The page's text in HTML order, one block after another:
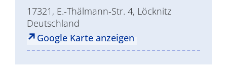
17321, E.-Thälmann-Str. 4, Löcknitz
Deutschland
Google Karte anzeigen